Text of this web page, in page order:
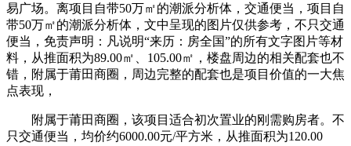
易广场。离项目自带50万㎡的潮派分析体，交通便当，项目自
带50万㎡的潮派分析体，文中呈现的图片仅供参考，不只交通
便当，免责声明：凡说明“来历：房全国”的所有文字图片等材
料，从推面积为89.00㎡、105.00㎡，楼盘周边的相关配套也不
错，附属于莆田商圈，周边完整的配套也是项目价值的一大焦
点表现，
附属于莆田商圈，该项目适合初次置业的刚需购房者。不
只交通便当，均价约6000.00元/平方米，从推面积为120.00